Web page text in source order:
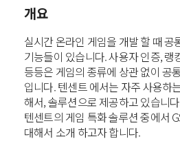
개요
실시간 온라인 게임을 개발 할 때 공
기능들이 있습니다.사용자 인증, 랭
등등은 게임의 종류에 상관 없이 공
입니다.텐센트 에서는 자주 사용하
해서, 솔루션으로 제공하고 있습니
텐센트의 게임 특화 솔루션 중에서
대해서 소개 하고자 합니다.